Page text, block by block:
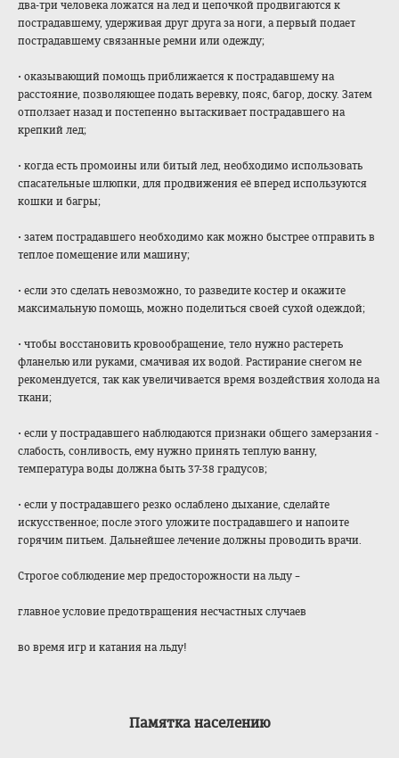
два-три человека ложатся на лед и цепочкой продвигаются к
пострадавшему, удерживая друг друга за ноги, а первый подает
пострадавшему связанные ремни или одежду;
• оказывающий помощь приближается к пострадавшему на
расстояние, позволяющее подать веревку, пояс, багор, доску. Затем
отползает назад и постепенно вытаскивает пострадавшего на
крепкий лед;
• когда есть промоины или битый лед, необходимо использовать
спасательные шлюпки, для продвижения её вперед используются
кошки и багры;
• затем пострадавшего необходимо как можно быстрее отправить в
теплое помещение или машину;
• если это сделать невозможно, то разведите костер и окажите
максимальную помощь, можно поделиться своей сухой одеждой;
• чтобы восстановить кровообращение, тело нужно растереть
фланелью или руками, смачивая их водой. Растирание снегом не
рекомендуется, так как увеличивается время воздействия холода на
ткани;
• если у пострадавшего наблюдаются признаки общего замерзания -
слабость, сонливость, ему нужно принять теплую ванну,
температура воды должна быть 37-38 градусов;
• если у пострадавшего резко ослаблено дыхание, сделайте
искусственное; после этого уложите пострадавшего и напоите
горячим питьем. Дальнейшее лечение должны проводить врачи.
Строгое соблюдение мер предосторожности на льду –
главное условие предотвращения несчастных случаев
во время игр и катания на льду!
Памятка населению